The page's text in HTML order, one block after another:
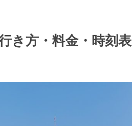
き方・料金・時刻表